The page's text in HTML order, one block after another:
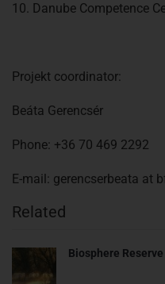
10. Danube Competence
Projekt coordinator:
Beáta Gerencsér
Phone: +36 70 469 2292
E-mail: gerencserbeata at
Related
Biosphere Reserve